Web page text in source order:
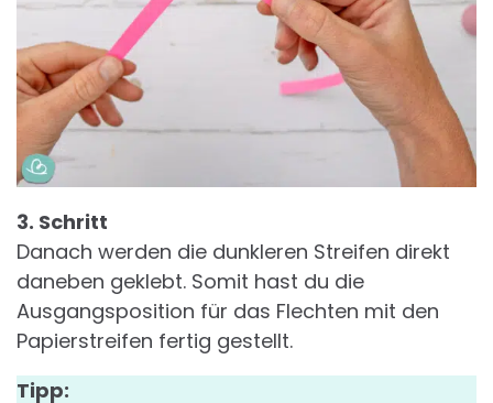
3. Schritt
Danach werden die dunkleren Streifen direkt
daneben geklebt. Somit hast du die
Ausgangsposition für das Flechten mit den
Papierstreifen fertig gestellt.
Tipp: